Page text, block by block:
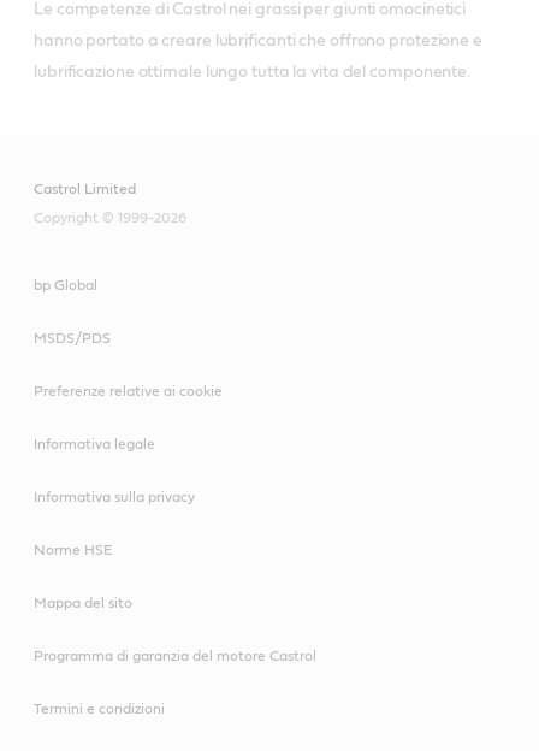
Le competenze di Castrol nei grassi per giunti omocinetici
hanno portato a creare lubrificanti che offrono protezione e
lubrificazione ottimale lungo tutta la vita del componente.
Castrol Limited
Copyright © 1999-2026
bp Global
MSDS/PDS
Preferenze relative ai cookie
Informativa legale
Informativa sulla privacy
Norme HSE
Mappa del sito
Programma di garanzia del motore Castrol
Termini e condizioni